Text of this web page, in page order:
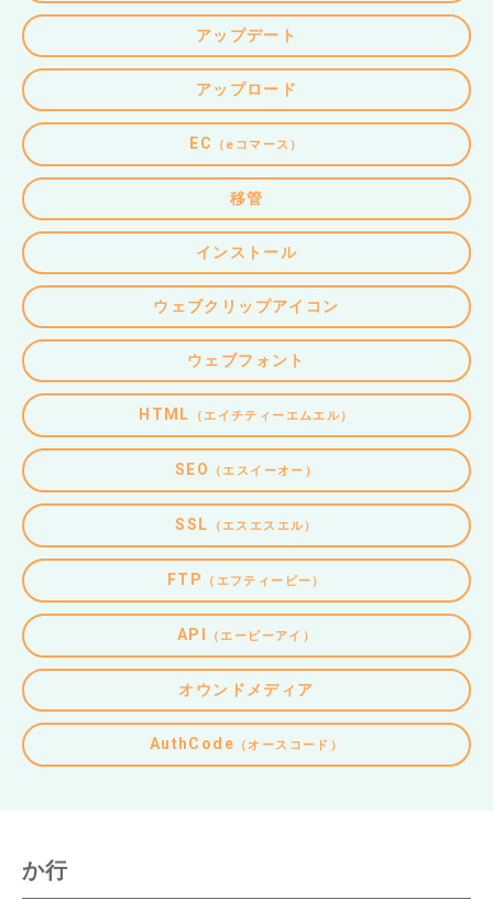
アップデート
アップロード
EC （eコマース）
移管
インストール
ウェブクリップアイコン
ウェブフォント
HTML （エイチティーエムエル）
SEO （エスイーオー）
SSL （エスエスエル）
FTP （エフティーピー）
API （エーピーアイ）
オウンドメディア
AuthCode （オースコード）
か行